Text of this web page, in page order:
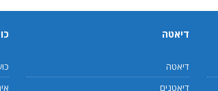
דיאטה
דיאטה
דיאטנים